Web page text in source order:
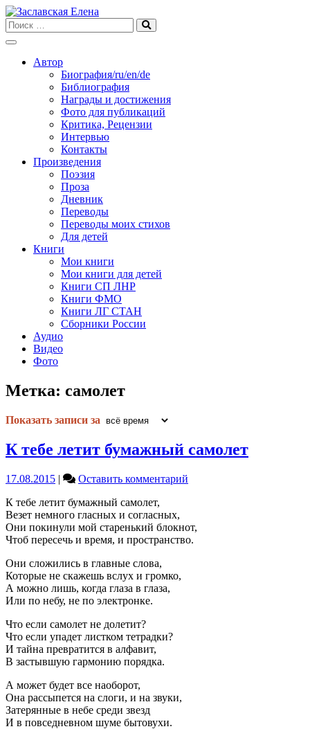
Skip
to
content
Автор
Биография/ru/en/de
Библиография
Награды и достижения
Фото для публикаций
Критика, Рецензии
Интервью
Контакты
Произведения
Поэзия
Проза
Дневник
Переводы
Переводы моих стихов
Для детей
Книги
Мои книги
Мои книги для детей
Книги СП ЛНР
Книги ФМО
Книги ЛГ СТАН
Сборники России
Аудио
Видео
Фото
Метка: самолет
Показать записи за
К тебе летит бумажный самолет
17.08.2015 | Оставить комментарий
бумажный
самолет
К тебе летит бумажный самолет,
Везет немного гласных и согласных,
Они покинули мой старенький блокнот,
Чтоб пересечь и время, и пространство.
Они сложились в главные слова,
Которые не скажешь вслух и громко,
А можно лишь, когда глаза в глаза,
Или по небу, не по электронке.
Что если самолет не долетит?
Что если упадет листком тетрадки?
И тайна превратится в алфавит,
В застывшую гармонию порядка.
А может будет все наоборот,
Она рассыпется на слоги, и на звуки,
Затерянные в небе среди звезд
И в повседневном шуме бытовухи.